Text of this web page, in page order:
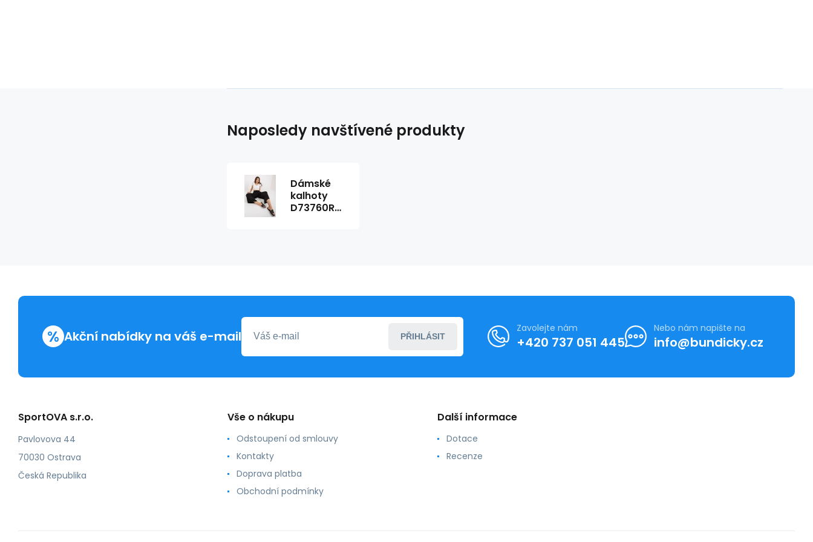
Naposledy navštívené produkty
Dámské
kalhoty
D73760R62237A
% Akční nabídky na váš e-mail PŘIHLÁSIT
Zavolejte nám
+420 737 051 445
Nebo nám napište na
info@bundicky.cz
SportOVA s.r.o.
Pavlovova 44
70030 Ostrava
Česká Republika
Vše o nákupu
Odstoupení od smlouvy
Kontakty
Doprava platba
Obchodní podmínky
Další informace
Dotace
Recenze